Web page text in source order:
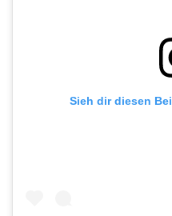
Sieh dir diesen